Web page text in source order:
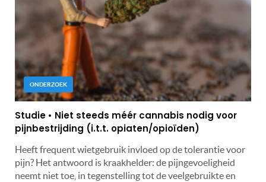
ONDERZOEK
Studie • Niet steeds méér cannabis nodig voor
pijnbestrijding (i.t.t. opiaten/opioïden)
Heeft frequent wietgebruik invloed op de tolerantie voor
pijn? Het antwoord is kraakhelder: de pijngevoeligheid
neemt niet toe, in tegenstelling tot de veelgebruikte en